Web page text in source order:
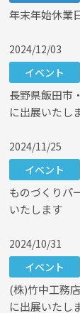
年末年始休業
2024/12/03
イベント
長野県飯田市
に出展いたし
2024/11/25
イベント
ものづくりパ
いたします
2024/10/31
イベント
(株)竹中工務
に出展いたし